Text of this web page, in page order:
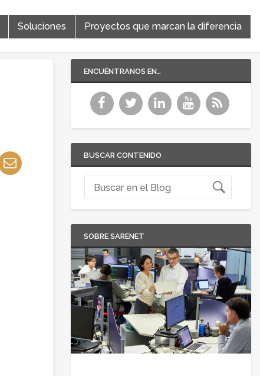
Soluciones Proyectos que marcan la diferencia
ENCUÉNTRANOS EN…
BUSCAR CONTENIDO
SOBRE SARENET